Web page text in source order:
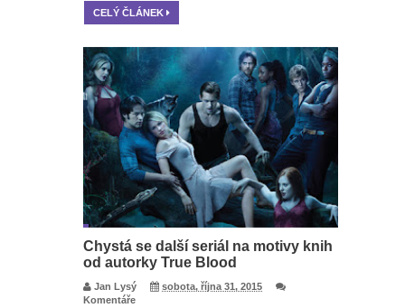
CELÝ ČLÁNEK
Chystá se další seriál na motivy knih
od autorky True Blood
Jan Lysý
sobota, října 31, 2015
Komentáře